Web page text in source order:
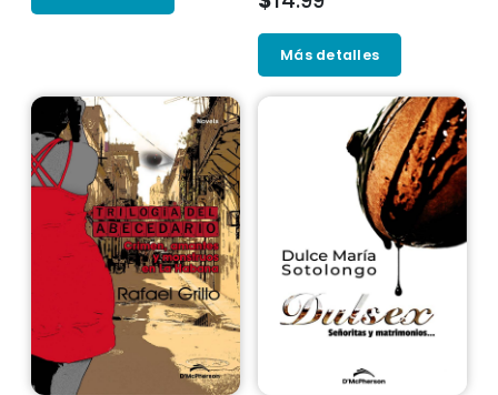
Más detalles